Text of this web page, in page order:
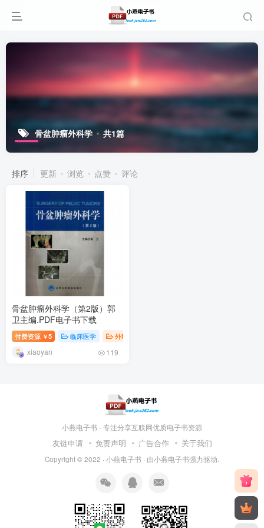
骨盆肿瘤外科学 共1篇
排序 更新 浏览 点赞 评论
骨盆肿瘤外科学（第2版）郭
卫主编.PDF电子书下载
付费资源 ￥5 临床医学 外科学
xiaoyan 119
小燕电子书 - 专注分享互联网优质电子书资源
友链申请 免责声明 广告合作 关于我们
Copyright © 2022 · 小燕电子书 · 由小燕电子书强力驱动.